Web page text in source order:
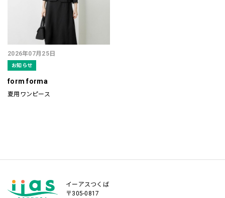
2026年07月25日
お知らせ
form forma
夏用ワンピース
イーアスつくば
〒305-0817